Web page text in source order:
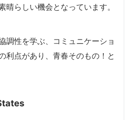
晴らしい機会となっています。
調性を学ぶ、コミュニケーショ
利点があり、青春そのもの！と